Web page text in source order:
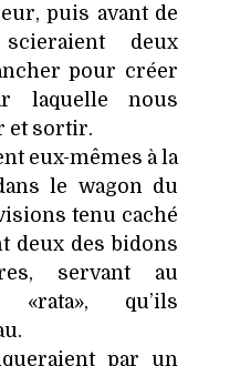
puis avant de
deux
pour créer
laquelle nous
et sortir.
eux-mêmes à la
le wagon du
tenu caché
deux des bidons
servant au
qu’ils
par un